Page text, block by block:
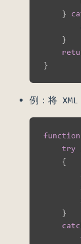
}
}
}
例：将
function
try
{
}